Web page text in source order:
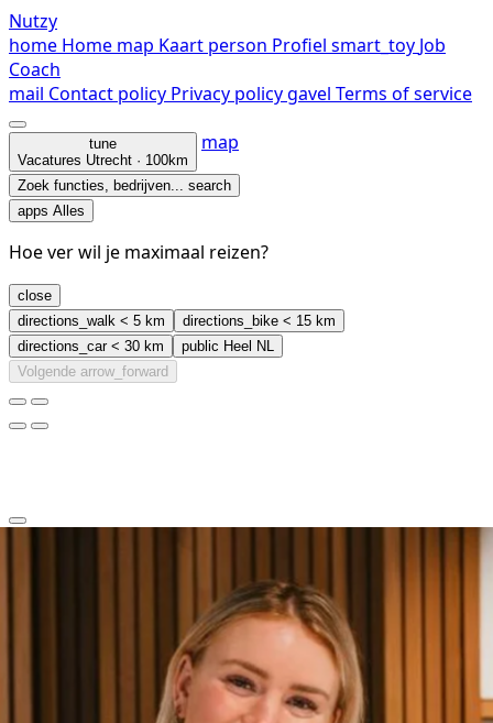
Nutzy
home Home map Kaart person Profiel smart_toy Job
Coach
mail Contact policy Privacy policygavel Terms of service
tune
Vacatures Utrecht · 100km
map
Zoek functies, bedrijven... search
apps Alles
Hoe ver wil je maximaal reizen?
close
directions_walk < 5 km directions_bike < 15 km
directions_car< 30 km public Heel NL
Volgende arrow_forward